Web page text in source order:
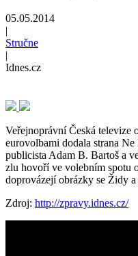
05.05.2014
|
Stručne
|
Idnes.cz
Veřejnoprávní Česká televize
eurovolbami dodala strana
publicista Adam B. Bartoš a
zlu hovoří ve volebním spotu
doprovázejí obrázky se Židy
Zdroj: http://zpravy.idnes.cz/